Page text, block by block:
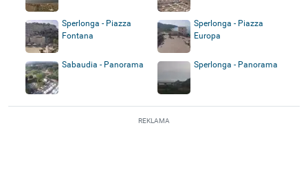
Sperlonga - Piazza
Fontana
Sperlonga - Piazza
Europa
Sabaudia - Panorama Sperlonga - Panorama
REKLAMA